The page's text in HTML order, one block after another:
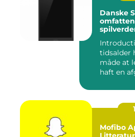
Danske
Introduction: Den
tidsalder
måde at
haft en
Mofibo